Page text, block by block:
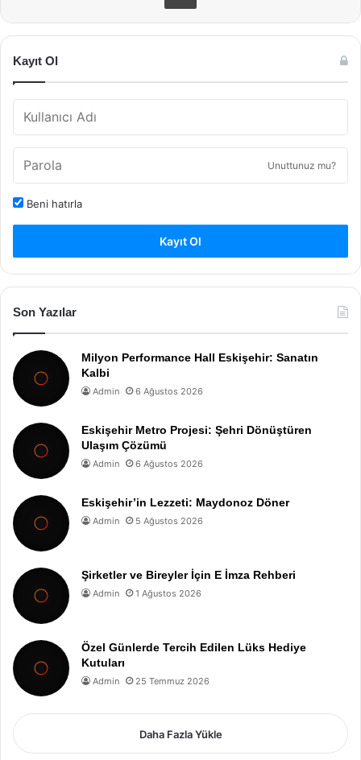
Kayıt Ol
Unuttunuz mu?
Beni hatırla
Kayıt Ol
Son Yazılar
Milyon Performance Hall Eskişehir: Sanatın
Kalbi
Admin 6 Ağustos 2026
Eskişehir Metro Projesi: Şehri Dönüştüren
Ulaşım Çözümü
Admin 6 Ağustos 2026
Eskişehir’in Lezzeti: Maydonoz Döner
Admin 5 Ağustos 2026
Şirketler ve Bireyler İçin E İmza Rehberi
Admin 1 Ağustos 2026
Özel Günlerde Tercih Edilen Lüks Hediye
Kutuları
Admin 25 Temmuz 2026
Daha Fazla Yükle